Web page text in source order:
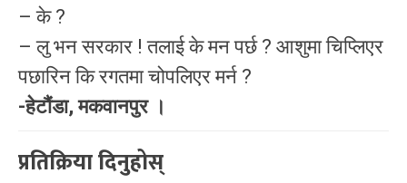
– के ?
– लु भन सरकार ! तलाई के मन पर्छ ? आशुमा चिप्लिएर
पछारिन कि रगतमा चोपलिएर मर्न ?
-हेटौंडा, मकवानपुर ।
प्रतिक्रिया दिनुहोस्